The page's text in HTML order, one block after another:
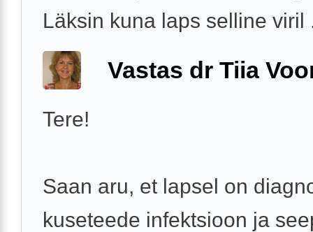
Läksin kuna laps selline viril
Vastas dr Tiia
Tere!
Saan aru, et lapsel on
kuseteede infektsioon ja